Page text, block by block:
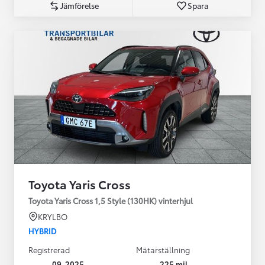
Jämförelse Spara
Toyota Yaris Cross
Toyota Yaris Cross 1,5 Style (130HK) vinterhjul
KRYLBO
HYBRID
Registrerad
Mätarställning